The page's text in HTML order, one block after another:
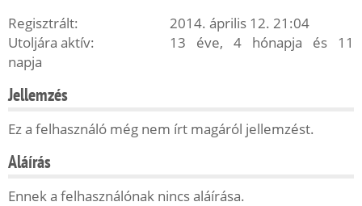
Regisztrált:
2014. április 12. 21:04
Utoljára aktív:
13 éve, 4 hónapja és 11
napja
Jellemzés
Ez a felhasználó még nem írt magáról jellemzést.
Aláírás
Ennek a felhasználónak nincs aláírása.